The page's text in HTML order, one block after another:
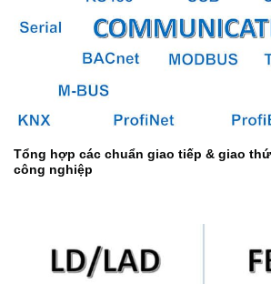
Tổng hợp các chuẩn giao tiếp & giao
công nghiệp